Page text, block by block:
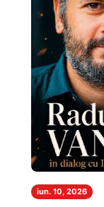
iun. 10, 2026